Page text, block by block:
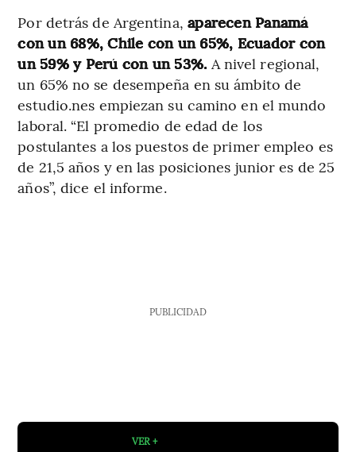
Por detrás de Argentina, aparecen Panamá
con un 68%, Chile con un 65%, Ecuador con
un 59% y Perú con un 53%. A nivel regional,
un 65% no se desempeña en su ámbito de
estudio.nes empiezan su camino en el mundo
laboral. “El promedio de edad de los
postulantes a los puestos de primer empleo es
de 21,5 años y en las posiciones junior es de 25
años”, dice el informe.
PUBLICIDAD
VER +